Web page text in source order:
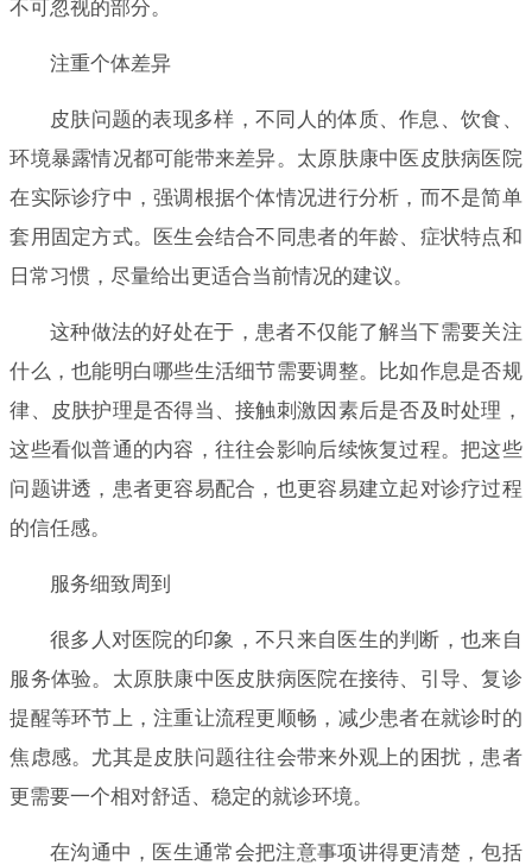
不可忽视的部分。
注重个体差异
皮肤问题的表现多样，不同人的体质、作息、饮食、
环境暴露情况都可能带来差异。太原肤康中医皮肤病医院
在实际诊疗中，强调根据个体情况进行分析，而不是简单
套用固定方式。医生会结合不同患者的年龄、症状特点和
日常习惯，尽量给出更适合当前情况的建议。
这种做法的好处在于，患者不仅能了解当下需要关注
什么，也能明白哪些生活细节需要调整。比如作息是否规
律、皮肤护理是否得当、接触刺激因素后是否及时处理，
这些看似普通的内容，往往会影响后续恢复过程。把这些
问题讲透，患者更容易配合，也更容易建立起对诊疗过程
的信任感。
服务细致周到
很多人对医院的印象，不只来自医生的判断，也来自
服务体验。太原肤康中医皮肤病医院在接待、引导、复诊
提醒等环节上，注重让流程更顺畅，减少患者在就诊时的
焦虑感。尤其是皮肤问题往往会带来外观上的困扰，患者
更需要一个相对舒适、稳定的就诊环境。
在沟通中，医生通常会把注意事项讲得更清楚，包括